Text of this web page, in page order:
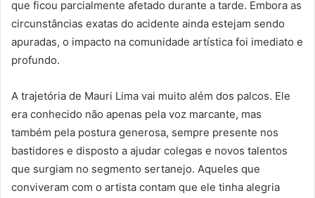
que ficou parcialmente afetado durante a tarde. Embora as
circunstâncias exatas do acidente ainda estejam sendo
apuradas, o impacto na comunidade artística foi imediato e
profundo.
A trajetória de Mauri Lima vai muito além dos palcos. Ele
era conhecido não apenas pela voz marcante, mas
também pela postura generosa, sempre presente nos
bastidores e disposto a ajudar colegas e novos talentos
que surgiam no segmento sertanejo. Aqueles que
conviveram com o artista contam que ele tinha alegria